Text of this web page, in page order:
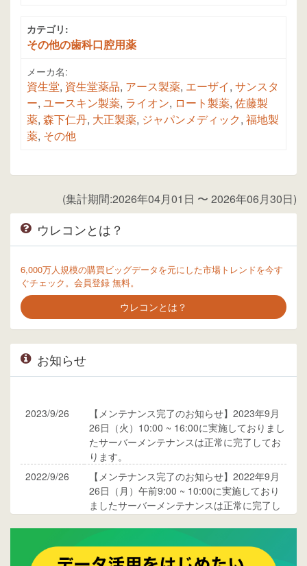
カテゴリ:
その他の歯科口腔用薬
メーカ名:
資生堂, 資生堂薬品, アース製薬, エーザイ, サンスタ
ー, ユースキン製薬, ライオン, ロート製薬, 佐藤製
薬, 森下仁丹, 大正製薬, ジャパンメディック, 福地製
薬, その他
(集計期間:2026年04月01日 〜 2026年06月30日)
ウレコンとは？
6,000万人規模の購買ビッグデータを元にした市場トレンドを今す
ぐチェック。会員登録 無料。
ウレコンとは？
お知らせ
2023/9/26
【メンテナンス完了のお知らせ】2023年9月
26日（火）10:00 ~ 16:00に実施しておりまし
たサーバーメンテナンスは正常に完了してお
ります。
2022/9/26
【メンテナンス完了のお知らせ】2022年9月
26日（月）午前9:00 ~ 10:00に実施しており
ましたサーバーメンテナンスは正常に完了し
ご覧ください。